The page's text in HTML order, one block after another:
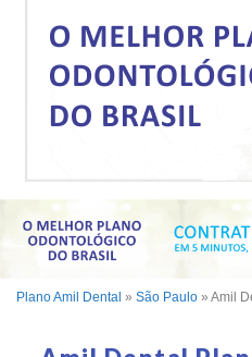
Plano Amil Dental » São Paulo » Amil